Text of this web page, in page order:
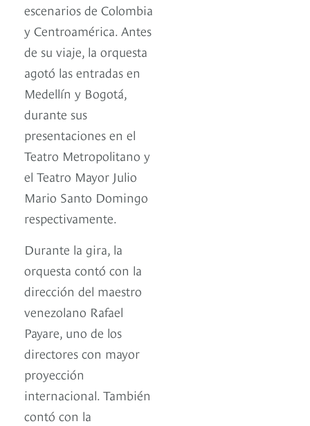
escenarios de Colombia
y Centroamérica. Antes
de su viaje, la orquesta
agotó las entradas en
Medellín y Bogotá,
durante sus
presentaciones en el
Teatro Metropolitano y
el Teatro Mayor Julio
Mario Santo Domingo
respectivamente.
Durante la gira, la
orquesta contó con la
dirección del maestro
venezolano Rafael
Payare, uno de los
directores con mayor
proyección
internacional. También
contó con la